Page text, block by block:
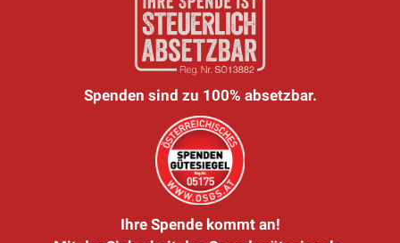
Spenden sind zu 100% absetzbar.
Ihre Spende kommt an!